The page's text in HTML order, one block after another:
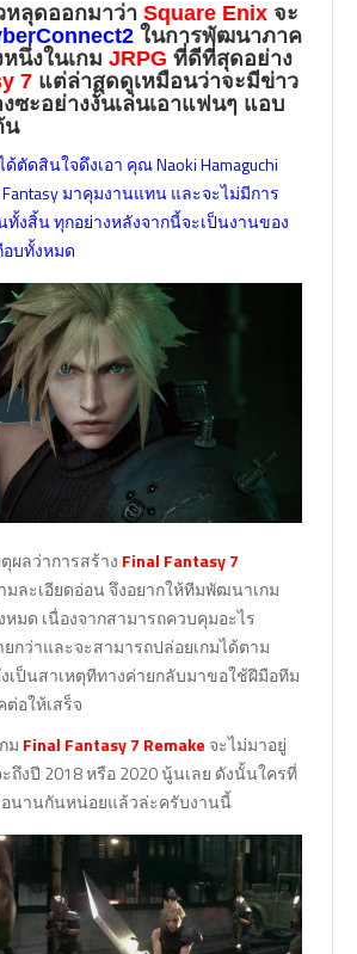
หลุดออกมาว่า Square Enix จะ
ในการพัฒนาภาค
นึ่งในเกม JRPG ที่ดีที่สุดอย่าง
7 แต่ล่าสุดดูเหมือนว่าจะมีข่าว
ซะอย่างงั้นเล่นเอาแฟนๆ แอบ
น
ด้ตัดสินใจดึงเอา คุณ Naoki Hamaguchi
Fantasy มาคุมงานแทน และจะไม่มีการ
งสิ้น ทุกอย่างหลังจากนี้จะเป็นงานของ
อบทั้งหมด
ผลว่าการสร้าง Final Fantasy 7
ละเอียดอ่อน จึงอยากให้ทีมพัฒนาเกม
หมด เนื่องจากสามารถควบคุมอะไร
ยกว่าและจะสามารถปล่อยเกมได้ตาม
เป็นสาเหตุทีทางค่ายกลับมาขอใช้ฝีมือทีม
ต่อให้เสร็จ
ม Final Fantasy 7 Remake จะไม่มาอยู่
ถึงปี 2018 หรือ 2020 นู้นเลย ดังนั้นใครที่
อนานกันหน่อยแล้วล่ะครับงานนี้